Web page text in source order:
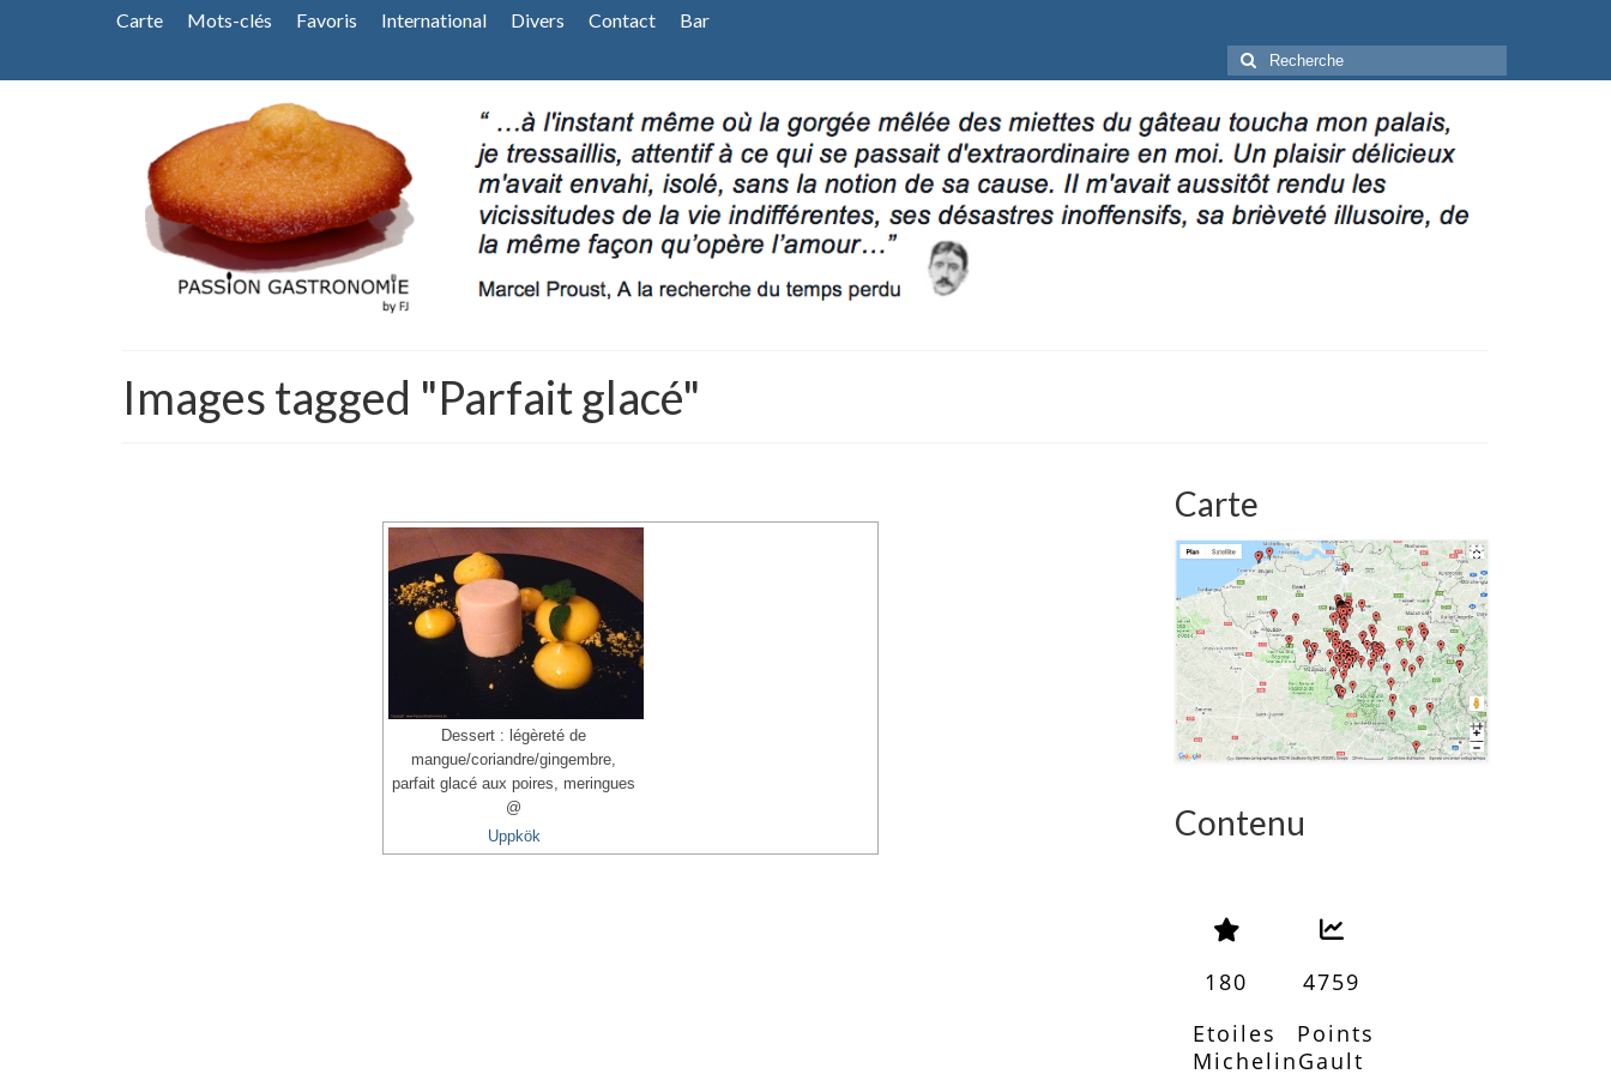
Carte Mots-clés Favoris International Divers Contact Bar
Rechercher
:
Images tagged "Parfait glacé"
Dessert : légèreté de
mangue/coriandre/gingembre,
parfait glacé aux poires, meringues
@
Uppkök
Carte
Contenu
180
Etoiles
Michelin
4759
Points
Gault